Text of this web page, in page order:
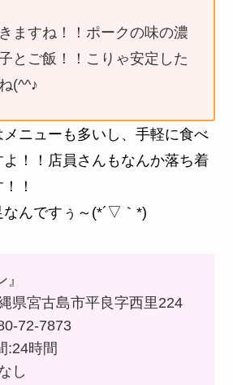
ますね！！ポークの味の濃
とご飯！！こりゃ安定した
(^^♪
ニューも多いし、手軽に食べ
！！店員さんもなんか落ち着
！
なんですぅ～(*´▽｀*)
』
県宮古島市平良字西里224
72-7873
:24時間
し